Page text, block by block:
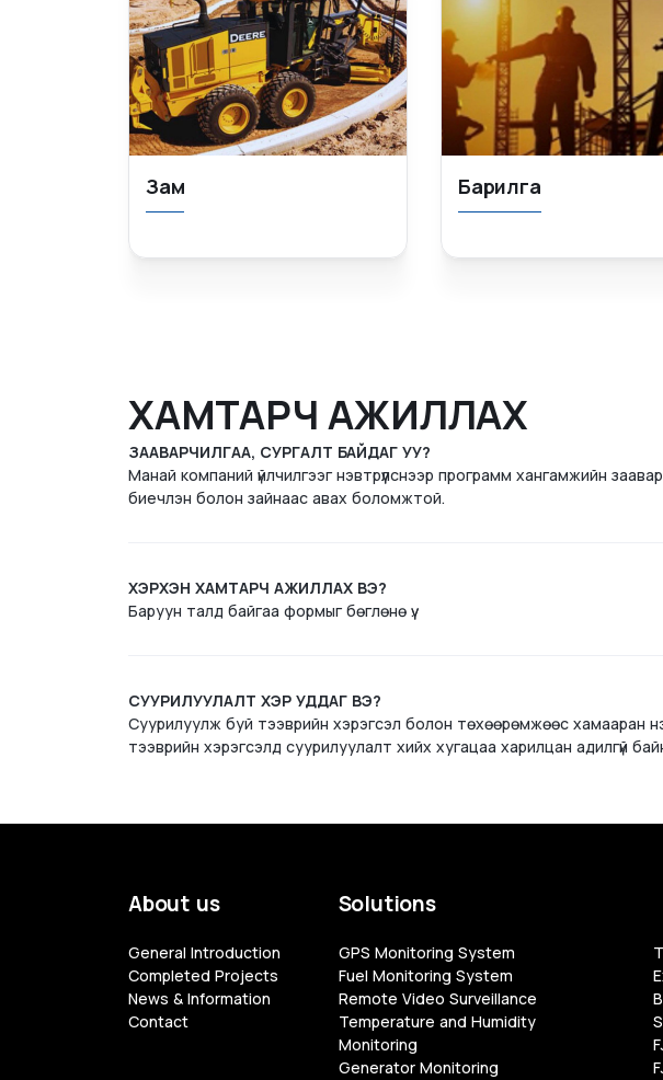
Зам Барилга
ХАМТАРЧ АЖИЛЛАХ
ЗААВАРЧИЛГАА, СУРГАЛТ БАЙДАГ УУ?
Манай компаний үйлчилгээг нэвтрүүлснээр программ хангамжийн
биечлэн болон зайнаас авах боломжтой.
ХЭРХЭН ХАМТАРЧ АЖИЛЛАХ ВЭ?
Баруун талд байгаа формыг бөглөнө үү.
СУУРИЛУУЛАЛТ ХЭР УДДАГ ВЭ?
Суурилуулж буй тээврийн хэрэгсэл болон төхөөрөмжөөс хамааран
тээврийн хэрэгсэлд суурилуулалт хийх хугацаа харилцан адилгүй
About us
General Introduction
Completed Projects
News & Information
Contact
Solutions
GPS Monitoring System
Fuel Monitoring System
Remote Video Surveillance
Temperature and Humidity
Monitoring
Generator Monitoring